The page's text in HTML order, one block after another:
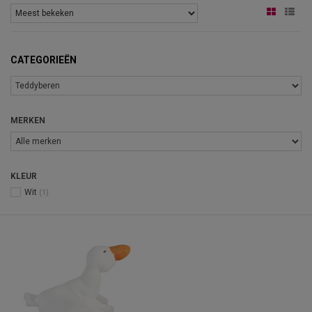
CATEGORIEËN
MERKEN
KLEUR
Wit (1)